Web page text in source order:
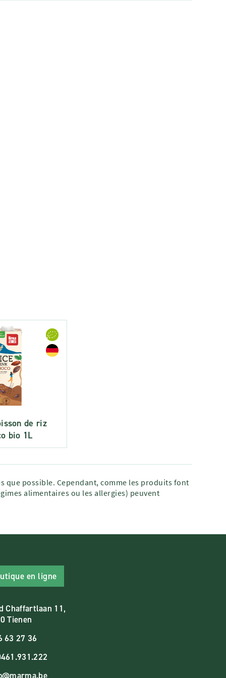
de riz
bio 1L
que possible. Cependant, comme les produits font
alimentaires ou les allergies) peuvent
en ligne
Chaffartlaan 11,
Tienen
63 27 36